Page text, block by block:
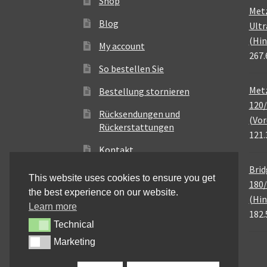
Blog
My account
So bestellen Sie
Bestellung stornieren
Rücksendungen und
Rückerstattungen
Kontakt
This website uses cookies to ensure you get
the best experience on our website.
Learn more
TechnicalTechnical
MarketingMarketing